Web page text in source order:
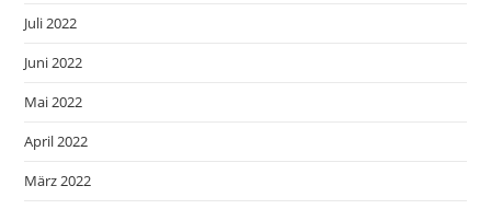
Juli 2022
Juni 2022
Mai 2022
April 2022
März 2022